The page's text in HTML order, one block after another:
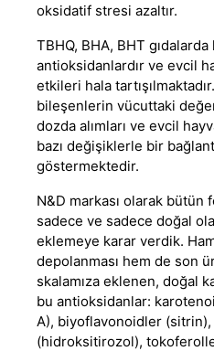
oksidatif stresi azaltır.
TBHQ, BHA, BHT
antioksidanlardır ve evcil
etkileri hala
bileşenlerin vücuttaki
dozda alımları ve evcil
bazı değişiklerle bir
göstermektedir.
N&D markası olarak bütün
sadece ve sadece doğal
eklemeye karar verdik.
depolanması hem de son
skalamıza eklenen, doğal
bu antioksidanlar:
A), biyoflavonoidler
(hidroksitirozol),